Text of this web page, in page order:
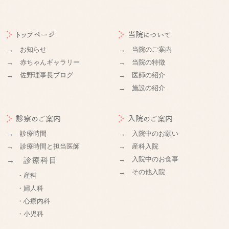
トップページ
→ お知らせ
→ 赤ちゃんギャラリー
→ 佐野理事長ブログ
当院について
→ 当院のご案内
→ 当院の特徴
→ 医師の紹介
→ 施設の紹介
診察のご案内
→ 診療時間
→ 診療時間と担当医師
→ 診療科目
・産科
・婦人科
・心療内科
・小児科
入院のご案内
→ 入院中のお願い
→ 産科入院
→ 入院中のお食事
→ その他入院